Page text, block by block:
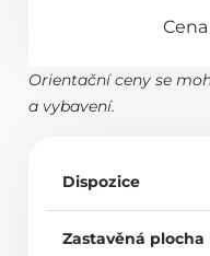
Orientační ceny se
a vybavení.
Dispozice
Zastavěná plocha